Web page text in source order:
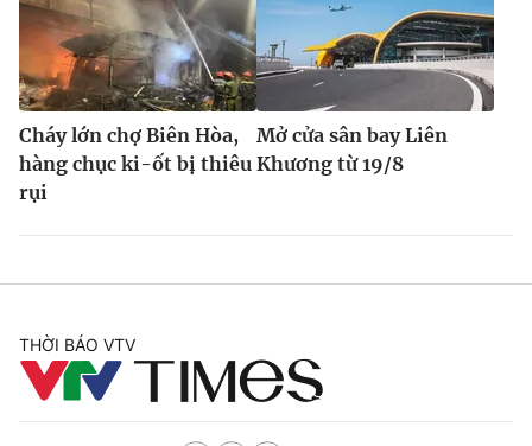
Cháy lớn chợ Biên Hòa,
hàng chục ki-ốt bị thiêu
rụi
Mở cửa sân bay Liên
Khương từ 19/8
THỜI BÁO VTV